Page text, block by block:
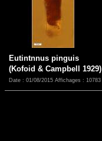
Eutintnnus pinguis
(Kofoid & Campbell 1929)
Date : 01/08/2015 Affichages : 10783